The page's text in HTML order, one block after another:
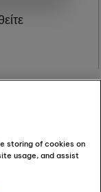
storing of cookies on
usage, and assist